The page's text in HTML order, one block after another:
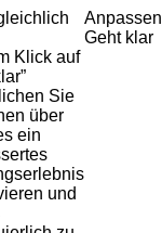
Klick auf
Sie
über
ein
und
Anpassen
Geht klar